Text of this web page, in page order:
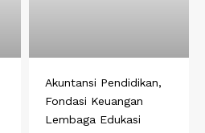
Akuntansi Pendidikan,
Fondasi Keuangan
Lembaga Edukasi